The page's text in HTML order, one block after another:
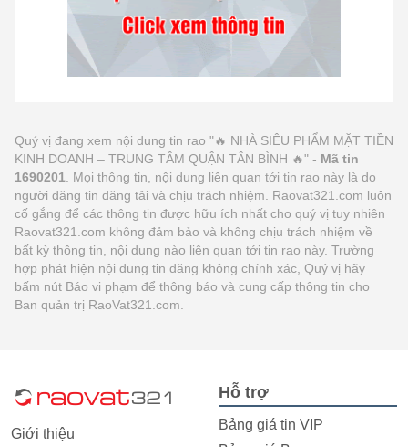
Quý vị đang xem nội dung tin rao "🔥 NHÀ SIÊU PHẨM MẶT TIỀN
KINH DOANH – TRUNG TÂM QUẬN TÂN BÌNH 🔥" - Mã tin
1690201 . Mọi thông tin, nội dung liên quan tới tin rao này là do
người đăng tin đăng tải và chịu trách nhiệm. Raovat321.com luôn
cố gắng để các thông tin được hữu ích nhất cho quý vị tuy nhiên
Raovat321.com không đảm bảo và không chịu trách nhiệm về
bất kỳ thông tin, nội dung nào liên quan tới tin rao này. Trường
hợp phát hiện nội dung tin đăng không chính xác, Quý vị hãy
bấm nút Báo vi phạm để thông báo và cung cấp thông tin cho
Ban quản trị RaoVat321.com.
Giới thiệu
Hỗ trợ
Bảng giá tin VIP